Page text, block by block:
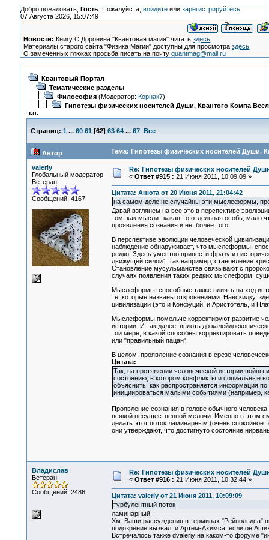
Добро пожаловать, Гость. Пожалуйста, войдитеили зарегистрируйтесь.
07 Августа 2026, 15:07:49
Новости: Книгу С.Доронина "Квантовая магия" читатьздесь
Материалы старого сайта "Физика Магии" доступны для просмотраздесь
О замеченных глюках просьба писать на почтуquantmag@mail.ru
Квантовый Портал
Тематические разделы
Философия(Модератор: Корнак7)
Гипотезы физических носителей Души, Квантого Компа
т.п.
Страниц: 1 ... 60 61 [62] 63 64 ... 67 Все
Автор Тема: Гипотезы физических носителей Души,
valeriy
Глобальный модератор
Ветеран
Сообщений: 4167
Re: Гипотезы физических носителей
« Ответ #915 : 21 Июня 2011, 10:09:09 »
Цитата: Анюта от 20 Июня 2011, 21:04:42
на самом деле не случайны эти мыслеформы,
Давай взглянем на все это в перспективе
том, как мыслит какая-то отдельная особь, мало
проявления сознания и не более того.
В перспективе эволюции человеческой
наблюдение обнаруживает, что мыслеформы,
редко. Здесь уместно привести фразу из
движущей силой". Так например, становление
Становление мусульманства связывают с
случаях появления таких редких мыслеформ,
Мыслеформы, способные также влиять на ход
те, которые названы откровениями. Навскидку,
цивилизации (это и Конфуций, и Аристотель, и
Мыслеформы помельче корректируют развитие
истории. И так далее, вплоть до
той мере, в какой способны корректировать
или "правильный пацан".
В целом, проявление сознания в срезе
Цитата:
Так, на протяжении человеческой истории
состоянию, в котором конфликты и социальные
объяснить, как распространяется информация
инициироваться малыми событиями (например,
Проявление сознания в голове обычного
всякой несущественной мелочи. Именно в этом
делать этот поток ламинарным (очень спокойное
они утверждают, что достигнуто состояние
Владислав
Ветеран
Сообщений: 2486
Re: Гипотезы физических носителей
« Ответ #916 : 21 Июня 2011, 10:32:44 »
Цитата: valeriy от 21 Июня 2011, 10:09:09
турбулентный поток
ламинарный..
Хм. Ваши рассуждения в терминах "Рейнольдса"
подозрение вызвал и Артём-Ахимса, если он
Встречалось также dvaleriy на каком-то форуме